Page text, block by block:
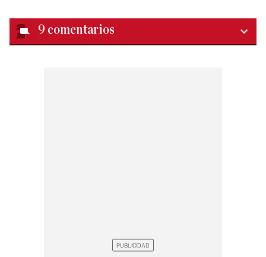
9 comentarios